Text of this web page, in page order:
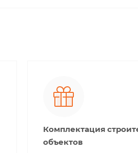
Комплектация
объектов